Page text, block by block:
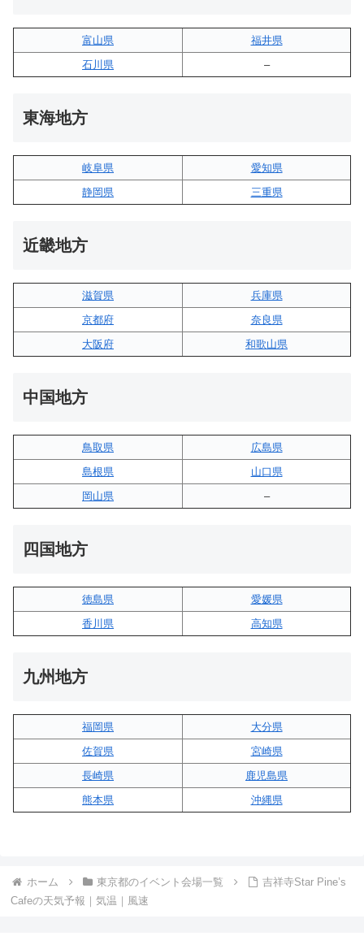
富山県
福井県
石川県
–
東海地方
岐阜県
愛知県
静岡県
三重県
近畿地方
滋賀県
兵庫県
京都府
奈良県
大阪府
和歌山県
中国地方
鳥取県
広島県
島根県
山口県
岡山県
–
四国地方
徳島県
愛媛県
香川県
高知県
九州地方
福岡県
大分県
佐賀県
宮崎県
長崎県
鹿児島県
熊本県
沖縄県
ホーム 東京都のイベント会場一覧
吉祥寺Star Pine’s
Cafeの天気予報｜気温｜風速